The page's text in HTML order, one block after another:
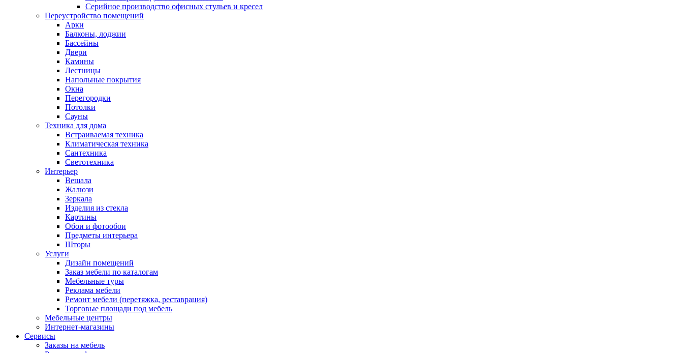
Серийное производство офисных стульев и кресел
Переустройство помещений
Арки
Балконы, лоджии
Бассейны
Двери
Камины
Лестницы
Напольные покрытия
Окна
Перегородки
Потолки
Сауны
Техника для дома
Встраиваемая техника
Климатическая техника
Сантехника
Светотехника
Интерьер
Вешала
Жалюзи
Зеркала
Изделия из стекла
Картины
Обои и фотообои
Предметы интерьера
Шторы
Услуги
Дизайн помещений
Заказ мебели по каталогам
Мебельные туры
Реклама мебели
Ремонт мебели (перетяжка, реставрация)
Торговые площади под мебель
Мебельные центры
Интернет-магазины
Сервисы
Заказы на мебель